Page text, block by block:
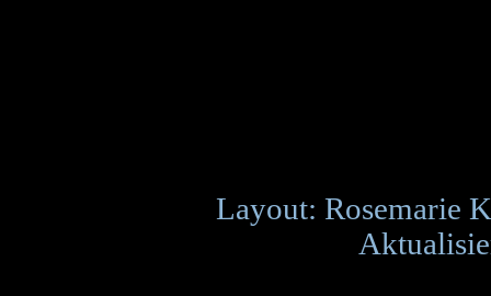
Layout: Rosemarie